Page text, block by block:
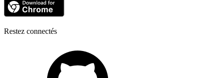
Restez connectés